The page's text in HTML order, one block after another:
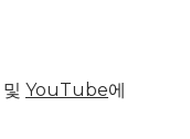
및 YouTube에